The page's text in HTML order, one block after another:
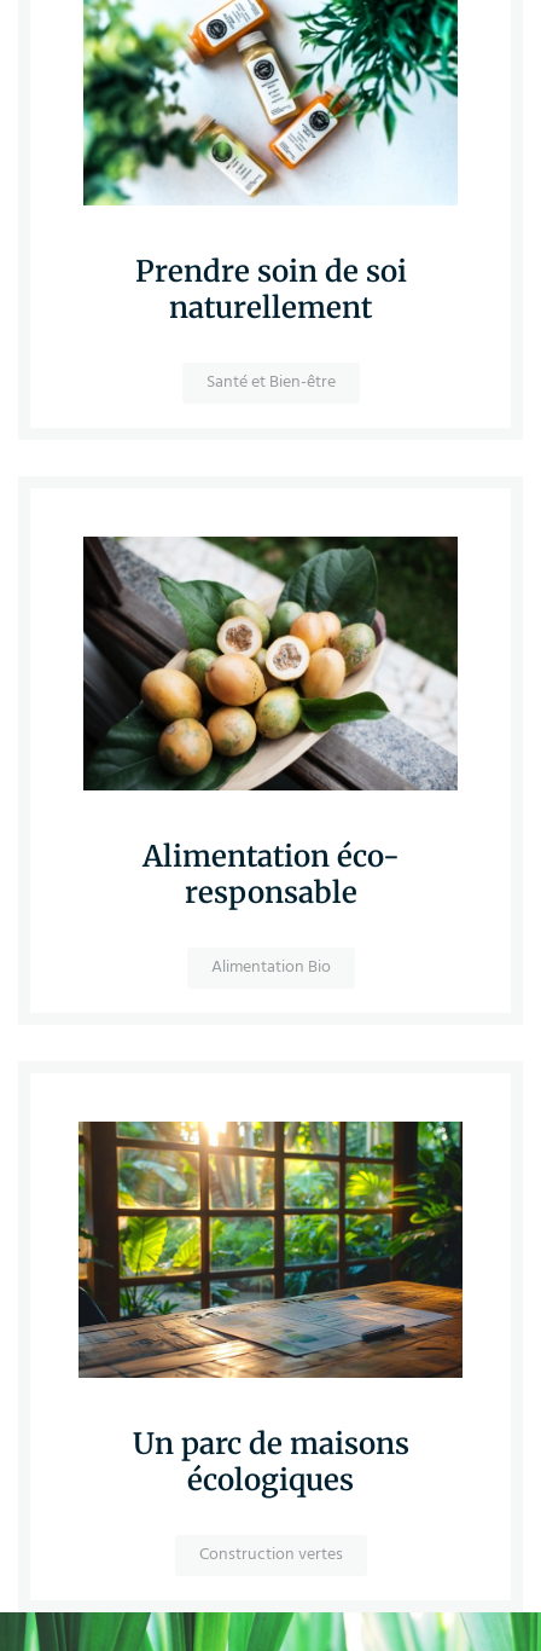
Prendre soin de soi
naturellement
Santé et Bien-être
Alimentation éco-
responsable
Alimentation Bio
Un parc de maisons
écologiques
Construction vertes